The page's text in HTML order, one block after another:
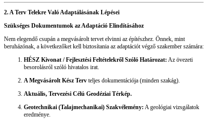
2. A Terv Telekre Való Adaptálásának Lépései
Szükséges Dokumentumok az Adaptáció Elindításához
Nem elegendő csupán a megvásárolt tervet elvinni az építészhez. Önnek, mint
beruházónak, a következőket kell biztosítania az adaptációt végző szakember számára:
HÉSZ Kivonat / Fejlesztési Feltételekről Szóló Határozat: Az övezeti
besorolásról szóló hivatalos irat.
A Megvásárolt Kész Terv teljes dokumentációja (minden szakág).
Aktuális, Tervezési Célú Geodéziai Térkép.
Geotechnikai (Talajmechanikai) Szakvélemény: A geológiai vizsgálatok
eredménye.